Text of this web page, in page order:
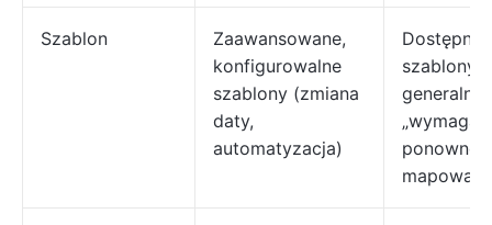
Szablon
Zaawansowane,
konfigurowalne
szablony (zmiana
daty,
automatyzacja)
Dostępne
szablony